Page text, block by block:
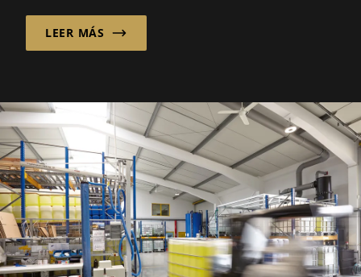
Boudewijn van der Kroft explica...
LEER MÁS